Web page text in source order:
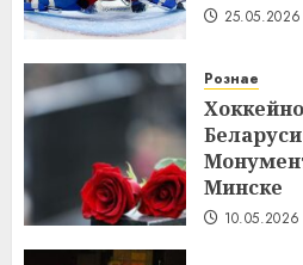
25.05.2026
Рознае
Минске
10.05.2026